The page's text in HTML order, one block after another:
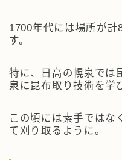
1700年代には場所が計
す。
特に、日高の幌泉では
泉に昆布取り技術を学
この頃には素手ではな
て刈り取るように。